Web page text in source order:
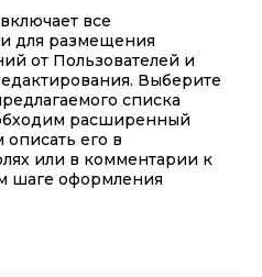
включает все
для размещения
от Пользователей и
Выберите
списка
расширенный
его в
или в комментарии к
шаге оформления